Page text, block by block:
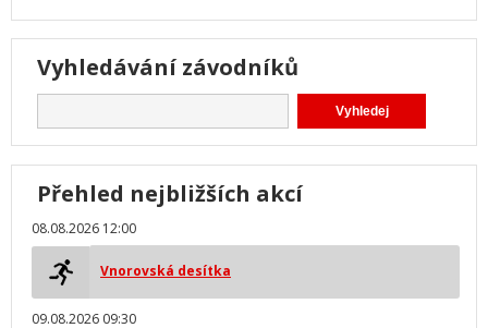
Vyhledávání závodníků
Přehled nejbližších akcí
08.08.2026 12:00
Vnorovská desítka
09.08.2026 09:30